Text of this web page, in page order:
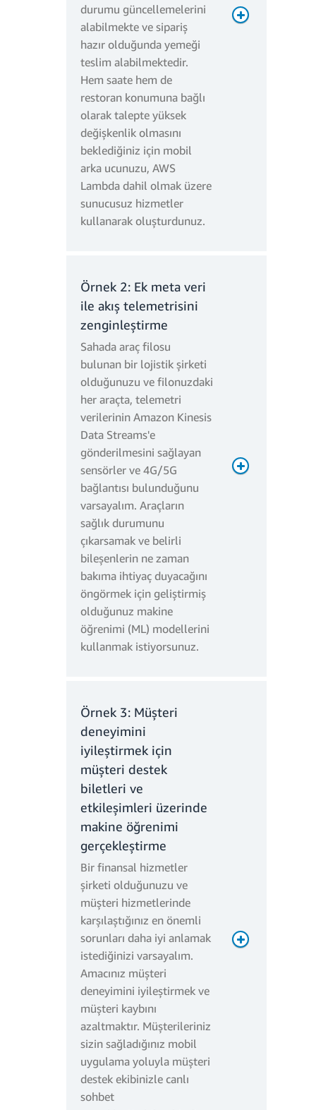
durumu güncellemelerini
alabilmekte ve sipariş
hazır olduğunda yemeği
teslim alabilmektedir.
Hem saate hem de
restoran konumuna bağlı
olarak talepte yüksek
değişkenlik olmasını
beklediğiniz için mobil
arka ucunuzu, AWS
Lambda dahil olmak üzere
sunucusuz hizmetler
kullanarak oluşturdunuz.
Aylık işlem ücreti
Toplam işlem (saniye) = 3
milyon * 120 ms =
360.000 saniye
Toplam işlem (GB-sn) =
360.000 * 1536 MB/1024
MB = 540.000 GB-sn
Örnek 2: Ek meta veri
ile akış telemetrisini
zenginleştirme
Sahada araç filosu
bulunan bir lojistik şirketi
olduğunuzu ve filonuzdaki
her araçta, telemetri
verilerinin Amazon Kinesis
Data Streams'e
gönderilmesini sağlayan
sensörler ve 4G/5G
bağlantısı bulunduğunu
varsayalım. Araçların
sağlık durumunu
çıkarsamak ve belirli
bileşenlerin ne zaman
bakıma ihtiyaç duyacağını
öngörmek için geliştirmiş
olduğunuz makine
öğrenimi (ML) modellerini
kullanmak istiyorsunuz.
Örnek 3: Müşteri
deneyimini
iyileştirmek için
müşteri destek
biletleri ve
etkileşimleri üzerinde
makine öğrenimi
gerçekleştirme
Bir finansal hizmetler
şirketi olduğunuzu ve
müşteri hizmetlerinde
karşılaştığınız en önemli
sorunları daha iyi anlamak
istediğinizi varsayalım.
Amacınız müşteri
deneyimini iyileştirmek ve
müşteri kaybını
azaltmaktır. Müşterileriniz
sizin sağladığınız mobil
uygulama yoluyla müşteri
destek ekibinizle canlı
sohbet